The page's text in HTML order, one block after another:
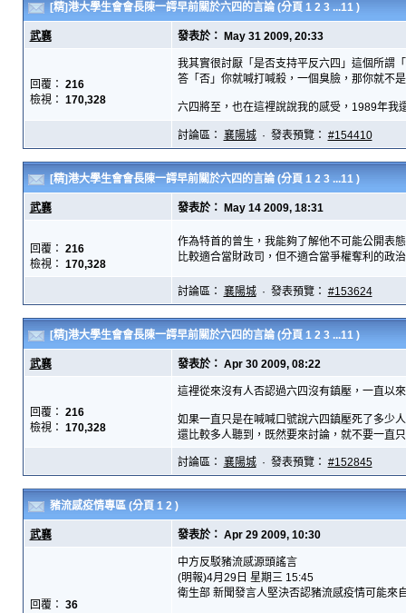
[精]港大學生會會長陳一諤早前關於六四的言論 (分頁 1 2 3 ...11 )
武襄 發表於： May 31 2009, 20:33
回覆： 216
檢視： 170,328
我其實很討厭「是否支持平反六四」這個所謂
答「否」你就喊打喊殺，一個臭臉，那你就不
六四將至，也在這裡說說我的感受，1989年我
討論區： 襄陽城· 發表預覽： #154410
[精]港大學生會會長陳一諤早前關於六四的言論 (分頁 1 2 3 ...11 )
武襄 發表於： May 14 2009, 18:31
回覆： 216
檢視： 170,328
作為特首的曾生，我能夠了解他不可能公開表
比較適合當財政司，但不適合當爭權奪利的政
討論區： 襄陽城· 發表預覽： #153624
[精]港大學生會會長陳一諤早前關於六四的言論 (分頁 1 2 3 ...11 )
武襄 發表於： Apr 30 2009, 08:22
回覆： 216
檢視： 170,328
這裡從來沒有人否認過六四沒有鎮壓，一直以
如果一直只是在喊喊口號說六四鎮壓死了多少
還比較多人聽到，既然要來討論，就不要一直
討論區： 襄陽城· 發表預覽： #152845
豬流感疫情專區 (分頁 1 2 )
武襄 發表於： Apr 29 2009, 10:30
回覆： 36
中方反駁豬流感源頭謠言
(明報)4月29日 星期三 15:45
衛生部 新聞發言人堅決否認豬流感疫情可能來